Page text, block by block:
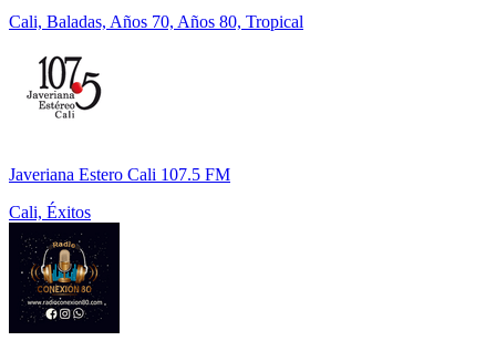
Cali, Baladas, Años 70, Años 80, Tropical
Javeriana Estero Cali 107.5 FM
Cali, Éxitos